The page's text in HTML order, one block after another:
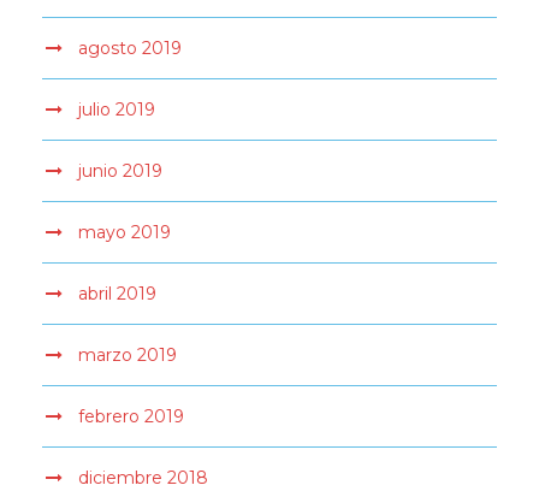
agosto 2019
julio 2019
junio 2019
mayo 2019
abril 2019
marzo 2019
febrero 2019
diciembre 2018